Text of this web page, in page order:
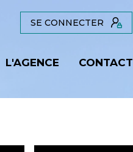
SE CONNECTER
L'AGENCE CONTACT